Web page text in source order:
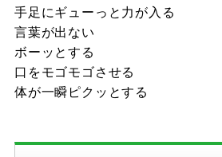
手足にギューっと力が入る
言葉が出ない
ボーッとする
口をモゴモゴさせる
体が一瞬ピクッとする